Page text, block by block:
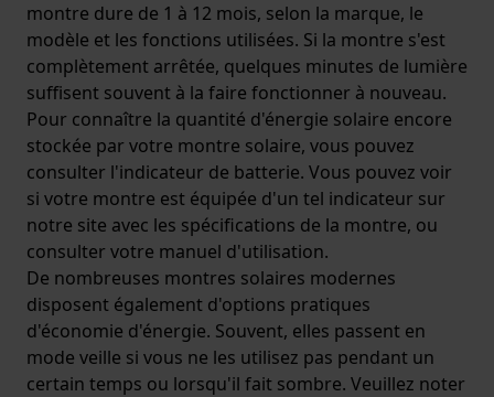
montre dure de 1 à 12 mois, selon la marque, le
modèle et les fonctions utilisées. Si la montre s'est
complètement arrêtée, quelques minutes de lumière
suffisent souvent à la faire fonctionner à nouveau.
Pour connaître la quantité d'énergie solaire encore
stockée par votre montre solaire, vous pouvez
consulter l'indicateur de batterie. Vous pouvez voir
si votre montre est équipée d'un tel indicateur sur
notre site avec les spécifications de la montre, ou
consulter votre manuel d'utilisation.
De nombreuses montres solaires modernes
disposent également d'options pratiques
d'économie d'énergie. Souvent, elles passent en
mode veille si vous ne les utilisez pas pendant un
certain temps ou lorsqu'il fait sombre. Veuillez noter